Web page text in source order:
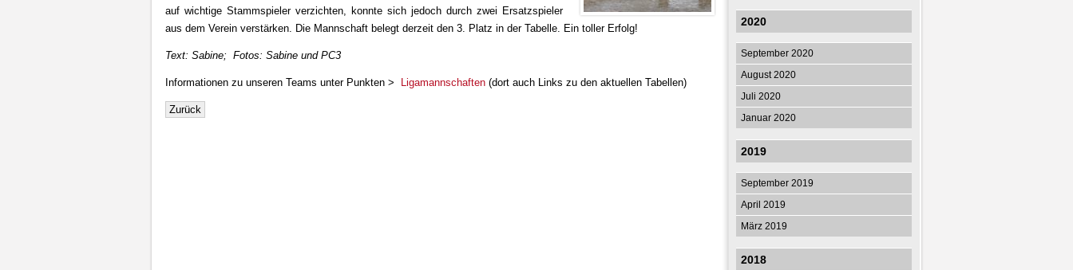
auf wichtige Stammspieler verzichten, konnte sich jedoch durch zwei Ersatzspieler
aus dem Verein verstärken. Die Mannschaft belegt derzeit den 3. Platz in der Tabelle. Ein toller Erfolg!
Text: Sabine; Fotos: Sabine und PC3
Informationen zu unseren Teams unter Punkten > Ligamannschaften (dort auch Links zu den aktuellen Tabellen)
Zurück
2020
September 2020
August 2020
Juli 2020
Januar 2020
2019
September 2019
April 2019
März 2019
2018